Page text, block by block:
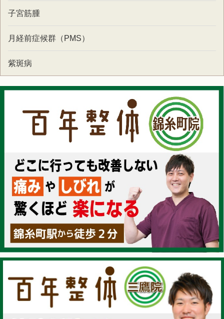
子宮筋腫
月経前症候群（PMS）
紫斑病